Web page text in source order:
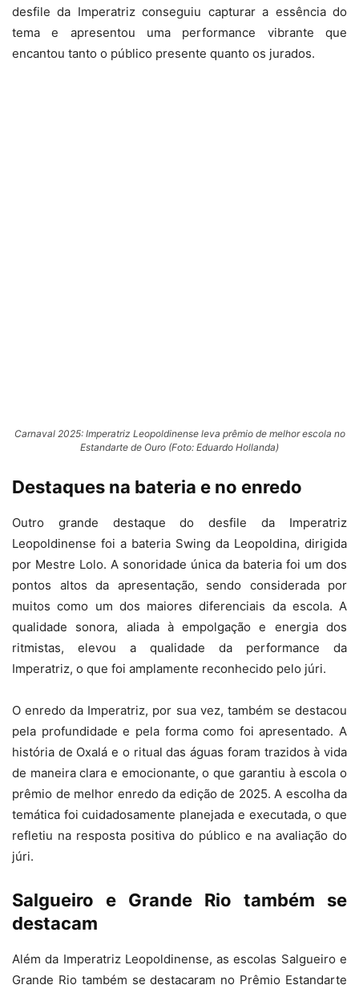
desfile da Imperatriz conseguiu capturar a essência do
tema e apresentou uma performance vibrante que
encantou tanto o público presente quanto os jurados.
Carnaval 2025: Imperatriz Leopoldinense leva prêmio de melhor escola no
Estandarte de Ouro (Foto: Eduardo Hollanda)
Destaques na bateria e no enredo
Outro grande destaque do desfile da Imperatriz
Leopoldinense foi a bateria Swing da Leopoldina, dirigida
por Mestre Lolo. A sonoridade única da bateria foi um dos
pontos altos da apresentação, sendo considerada por
muitos como um dos maiores diferenciais da escola. A
qualidade sonora, aliada à empolgação e energia dos
ritmistas, elevou a qualidade da performance da
Imperatriz, o que foi amplamente reconhecido pelo júri.
O enredo da Imperatriz, por sua vez, também se destacou
pela profundidade e pela forma como foi apresentado. A
história de Oxalá e o ritual das águas foram trazidos à vida
de maneira clara e emocionante, o que garantiu à escola o
prêmio de melhor enredo da edição de 2025. A escolha da
temática foi cuidadosamente planejada e executada, o que
refletiu na resposta positiva do público e na avaliação do
júri.
Salgueiro e Grande Rio também se
destacam
Além da Imperatriz Leopoldinense, as escolas Salgueiro e
Grande Rio também se destacaram no Prêmio Estandarte